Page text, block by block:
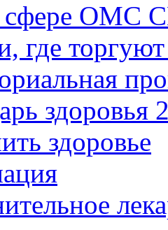
ОМС
где
здоровья
здоровье